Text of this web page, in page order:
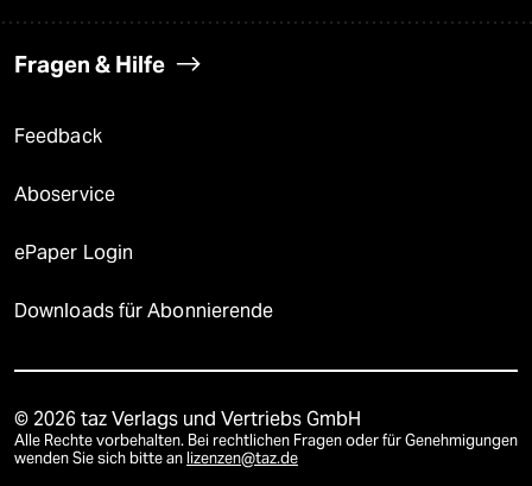
Fragen & Hilfe
Feedback
Aboservice
ePaper Login
Downloads für Abonnierende
© 2026 taz Verlags und Vertriebs GmbH
Alle Rechte vorbehalten. Bei rechtlichen Fragen oder für Genehmigungen
wenden Sie sich bitte an lizenzen@taz.de